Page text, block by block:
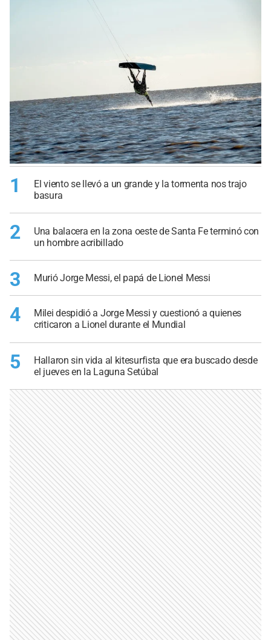
1
El viento se llevó a un grande y la tormenta nos trajo
basura
2
Una balacera en la zona oeste de Santa Fe terminó con
un hombre acribillado
3 Murió Jorge Messi, el papá de Lionel Messi
4
Milei despidió a Jorge Messi y cuestionó a quienes
criticaron a Lionel durante el Mundial
5
Hallaron sin vida al kitesurfista que era buscado desde
el jueves en la Laguna Setúbal